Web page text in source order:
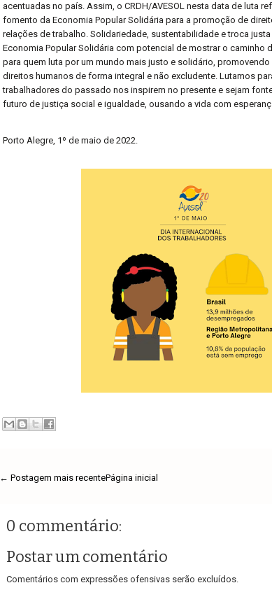
acentuadas no país. Assim, o CRDH/AVESOL nesta data de luta
fomento da Economia Popular Solidária para a promoção de
relações de trabalho. Solidariedade, sustentabilidade e troca
Economia Popular Solidária com potencial de mostrar o caminho
para quem luta por um mundo mais justo e solidário,
direitos humanos de forma integral e não excludente. Lutamos
trabalhadores do passado nos inspirem no presente e sejam
futuro de justiça social e igualdade, ousando a vida com
Porto Alegre, 1º de maio de 2022.
← Postagem mais recentePágina inicial
0 commentário:
Postar um comentário
Comentários com expressões ofensivas serão excluídos.